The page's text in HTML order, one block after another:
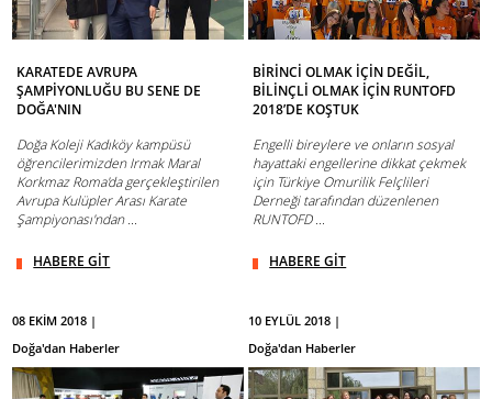
KARATEDE AVRUPA
ŞAMPİYONLUĞU BU SENE DE
DOĞA'NIN
Doğa Koleji Kadıköy kampüsü
öğrencilerimizden Irmak Maral
Korkmaz Roma'da gerçekleştirilen
Avrupa Kulüpler Arası Karate
Şampiyonası'ndan ...
HABERE GİT
BİRİNCİ OLMAK İÇİN DEĞİL,
BİLİNÇLİ OLMAK İÇİN RUNTOFD
2018’DE KOŞTUK
Engelli bireylere ve onların sosyal
hayattaki engellerine dikkat çekmek
için Türkiye Omurilik Felçlileri
Derneği tarafından düzenlenen
RUNTOFD ...
HABERE GİT
08 EKİM 2018 |
Doğa'dan Haberler
10 EYLÜL 2018 |
Doğa'dan Haberler